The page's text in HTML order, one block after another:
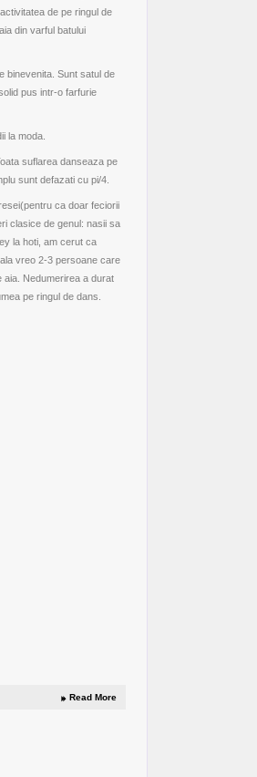
de pe ringul de
din varful batului
binevenita. Sunt satul de
pus intr-o farfurie
la moda.
suflarea danseaza pe
sunt defazati cu pi/4.
ca doar feciorii
clasice de genul: nasii sa
la hoti, am cerut ca
vreo 2-3 persoane care
aia. Nedumerirea a durat
pe ringul de dans.
Read More